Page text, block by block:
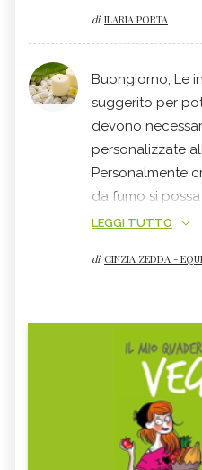
di ILARIA PORTA
Buongiorno, Le
suggerito per
devono
personalizzate
Personalmente
da fumo si
misure. Cordiali
LEGGI TUTTO
di CINZIA ZEDDA -